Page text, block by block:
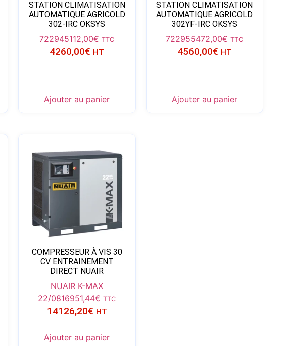
STATION CLIMATISATION
AUTOMATIQUE AGRICOLD
302-IRC OKSYS
722945112,00€ TTC
4260,00€ HT
Ajouter au panier
STATION CLIMATISATION
AUTOMATIQUE AGRICOLD
302YF-IRC OKSYS
722955472,00€ TTC
4560,00€ HT
Ajouter au panier
COMPRESSEUR À VIS 30
CV ENTRAINEMENT
DIRECT NUAIR
NUAIR K-MAX
22/0816951,44€ TTC
14126,20€ HT
Ajouter au panier